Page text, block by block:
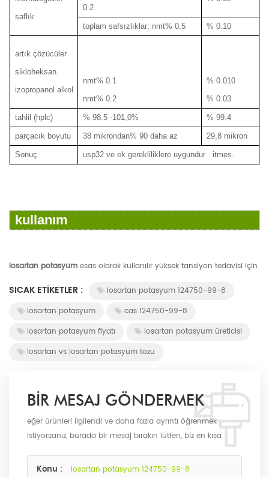
saflık
0.2
toplam safsızlıklar: nmt% 0.5 % 0.10
artık çözücüler
sikloheksan
izopropanol alkol
nmt% 0.1
nmt% 0.2
% 0.010
% 0.03
tahlil (hplc) % 98.5 -101,0% % 99.4
parçacık boyutu 38 mikrondan% 90 daha az 29,8 mikron
Sonuç usp32 ve ek gerekliliklere uygundur itmes.
kullanım
losartan potasyum esas olarak kullanılır yüksek tansiyon tedavisi için.
SICAK ETIKETLER :
losartan potasyum 124750-99-8
losartan potasyum
cas 124750-99-8
losartan potasyum fiyatı
losartan potasyum üreticisi
losartan vs losartan potasyum tozu
BIR MESAJ GÖNDERMEK
eğer ürünleri ilgilendi ve daha fazla ayrıntı öğrenmek
istiyorsanız, burada bir mesaj bırakın lütfen, biz en kısa
Konu : losartan potasyum 124750-99-8